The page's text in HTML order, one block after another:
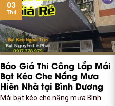
Báo Giá Thi Công Lắp Mái
Bạt Kéo Che Nắng Mưa
Hiên Nhà tại Bình Dương
Mái bạt kéo che nắng mưa Bình
03
Th4